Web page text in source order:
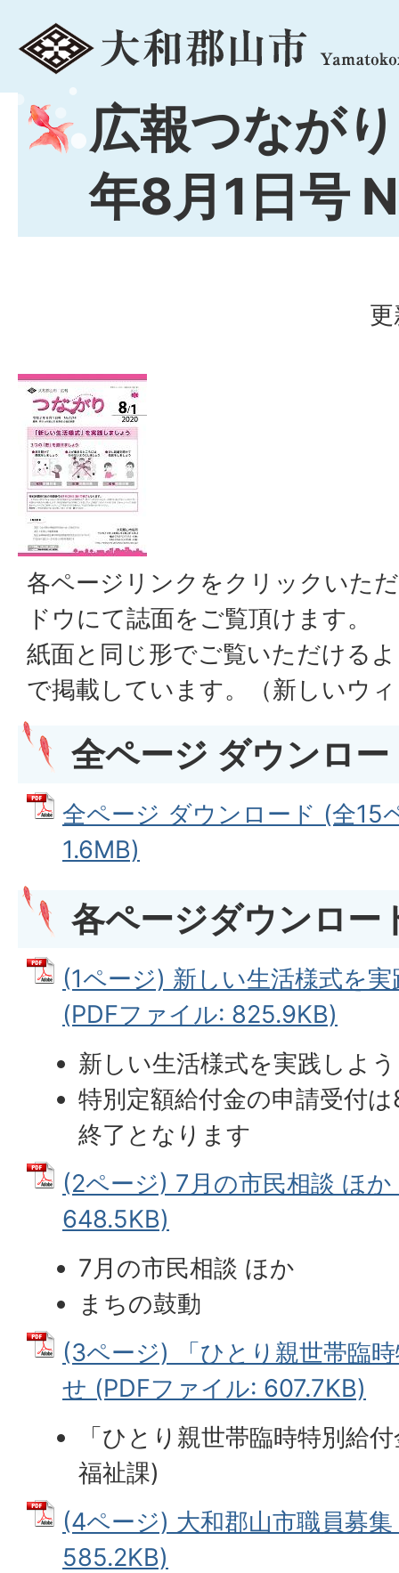
menu
広報つなが
年8月1日号
各ページリンクをクリックいた
ドウにて誌面をご覧頂けます。
紙面と同じ形でご覧いただける
で掲載しています。（新しいウ
全ページ ダウンロ
全ページ ダウンロード (全15
1.6MB)
各ページダウンロー
(1ページ) 新しい生活様式を
(PDFファイル: 825.9KB)
新しい生活様式を実践しよう
特別定額給付金の申請受付
終了となります
(2ページ) 7月の市民相談 ほ
648.5KB)
7月の市民相談 ほか
まちの鼓動
(3ページ) 「ひとり親世帯臨
せ (PDFファイル: 607.7KB)
「ひとり親世帯臨時特別給
福祉課)
(4ページ) 大和郡山市職員募
585.2KB)